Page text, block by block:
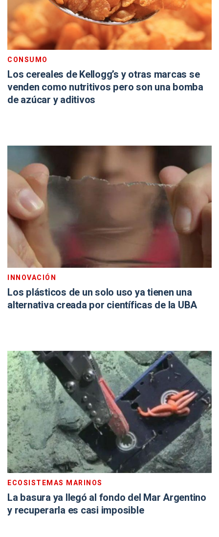
CONSUMO
Los cereales de Kellogg’s y otras marcas se
venden como nutritivos pero son una bomba
de azúcar y aditivos
INNOVACIÓN
Los plásticos de un solo uso ya tienen una
alternativa creada por científicas de la UBA
ECOSISTEMAS MARINOS
La basura ya llegó al fondo del Mar Argentino
y recuperarla es casi imposible